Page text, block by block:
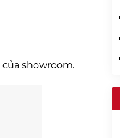
showroom.